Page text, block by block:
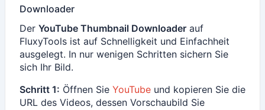
Downloader
Der YouTube Thumbnail Downloader auf
FluxyTools ist auf Schnelligkeit und Einfachheit
ausgelegt. In nur wenigen Schritten sichern Sie
sich Ihr Bild.
Schritt 1: Öffnen Sie YouTube und kopieren Sie die
URL des Videos, dessen Vorschaubild Sie